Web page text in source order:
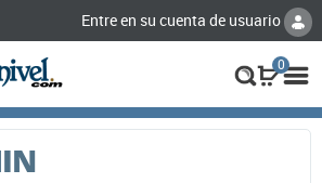
Entre en su cuenta de usuario
0